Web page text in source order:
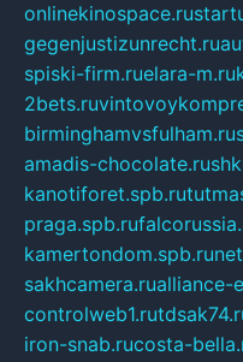
onlinekinospace.ru
gegenjustizunrecht.ru
spiski-firm.ruelara-m.ru
2bets.ru
birminghamvsfulham.ru
amadis-chocolate.ru
kanotiforet.spb.ru
praga.spb.ru
kamertondom.spb.ru
sakhcamera.rualliance-
controlweb1.ru
iron-snab.rucosta-